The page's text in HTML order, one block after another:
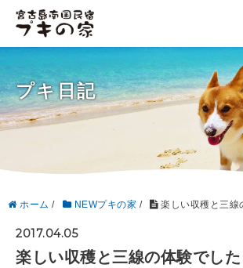
プキ日記
ホーム / NEWプキの家 / 楽しい収穫と三線
2017.04.05
楽しい収穫と三線の体験でした